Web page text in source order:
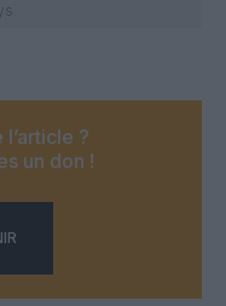
?
un don !